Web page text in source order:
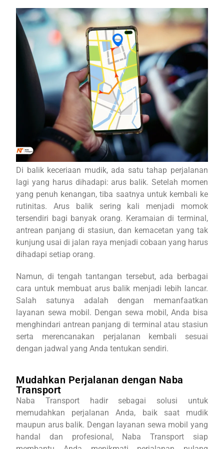
Di balik keceriaan mudik, ada satu tahap perjalanan
lagi yang harus dihadapi: arus balik. Setelah momen
yang penuh kenangan, tiba saatnya untuk kembali ke
rutinitas. Arus balik sering kali menjadi momok
tersendiri bagi banyak orang. Keramaian di terminal,
antrean panjang di stasiun, dan kemacetan yang tak
kunjung usai di jalan raya menjadi cobaan yang harus
dihadapi setiap orang.
Namun, di tengah tantangan tersebut, ada berbagai
cara untuk membuat arus balik menjadi lebih lancar.
Salah satunya adalah dengan memanfaatkan
layanan sewa mobil. Dengan sewa mobil, Anda bisa
menghindari antrean panjang di terminal atau stasiun
serta merencanakan perjalanan kembali sesuai
dengan jadwal yang Anda tentukan sendiri.
Mudahkan Perjalanan dengan Naba
Transport
Naba Transport hadir sebagai solusi untuk
memudahkan perjalanan Anda, baik saat mudik
maupun arus balik. Dengan layanan sewa mobil yang
handal dan profesional, Naba Transport siap